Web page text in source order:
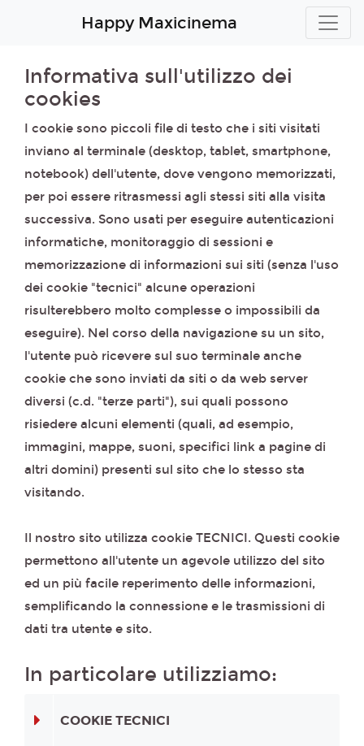
Happy Maxicinema
Informativa sull'utilizzo dei
cookies
I cookie sono piccoli file di testo che i siti visitati
inviano al terminale (desktop, tablet, smartphone,
notebook) dell'utente, dove vengono memorizzati,
per poi essere ritrasmessi agli stessi siti alla visita
successiva. Sono usati per eseguire autenticazioni
informatiche, monitoraggio di sessioni e
memorizzazione di informazioni sui siti (senza l'uso
dei cookie "tecnici" alcune operazioni
risulterebbero molto complesse o impossibili da
eseguire). Nel corso della navigazione su un sito,
l'utente può ricevere sul suo terminale anche
cookie che sono inviati da siti o da web server
diversi (c.d. "terze parti"), sui quali possono
risiedere alcuni elementi (quali, ad esempio,
immagini, mappe, suoni, specifici link a pagine di
altri domini) presenti sul sito che lo stesso sta
visitando.
Il nostro sito utilizza cookie TECNICI. Questi cookie
permettono all'utente un agevole utilizzo del sito
ed un più facile reperimento delle informazioni,
semplificando la connessione e le trasmissioni di
dati tra utente e sito.
In particolare utilizziamo:
COOKIE TECNICI